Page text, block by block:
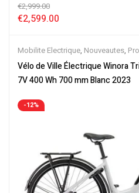
€2,999.00
€2,599.00
Mobilite Electrique, Nouveautes,
ville,Velos Electriques
Vélo de Ville Électrique Winora
7V 400 Wh 700 mm Blanc 2023
-12%